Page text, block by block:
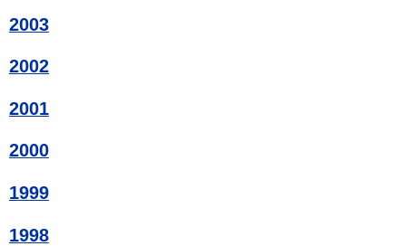
2003
2002
2001
2000
1999
1998